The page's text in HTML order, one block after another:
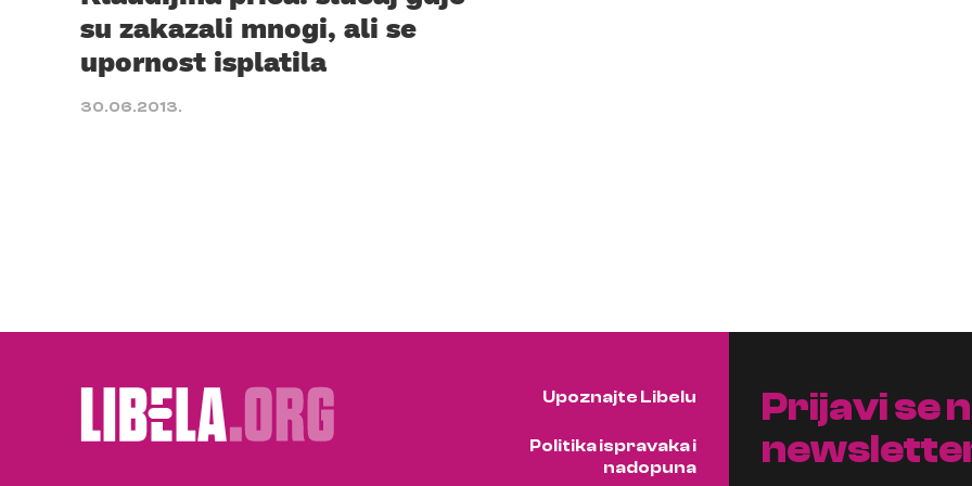
su zakazali mnogi, ali se
upornost isplatila
30.06.2013.
Upoznajte Libelu
Politika ispravaka i
nadopuna
Prijavi se